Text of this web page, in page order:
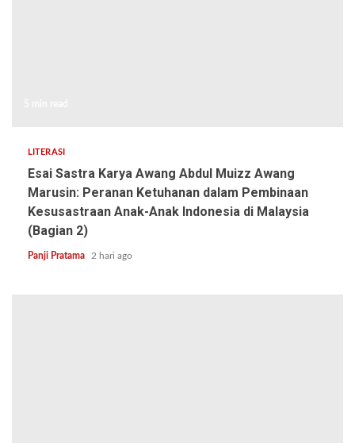
LITERASI
Esai Sastra Karya Awang Abdul Muizz Awang
Marusin: Peranan Ketuhanan dalam Pembinaan
Kesusastraan Anak-Anak Indonesia di Malaysia
(Bagian 2)
Panji Pratama 2 hari ago